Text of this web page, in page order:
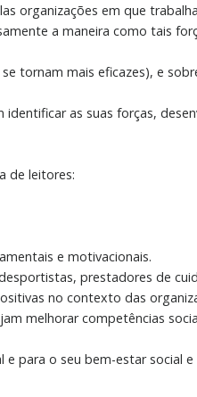
organizações em que
a maneira como tais
tornam mais eficazes), e
as suas forças,
de leitores:
e motivacionais.
prestadores de
no contexto das
melhorar competências
para o seu bem-estar social e